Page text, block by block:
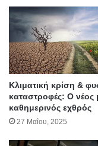
Κλιματική κρίση &
καταστροφές: Ο νέος
καθημερινός εχθρός
27 Μαΐου, 2025